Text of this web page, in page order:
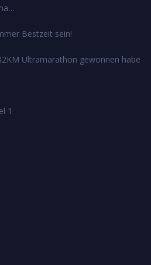
Bestzeit sein!
Ultramarathon gewonnen habe
1